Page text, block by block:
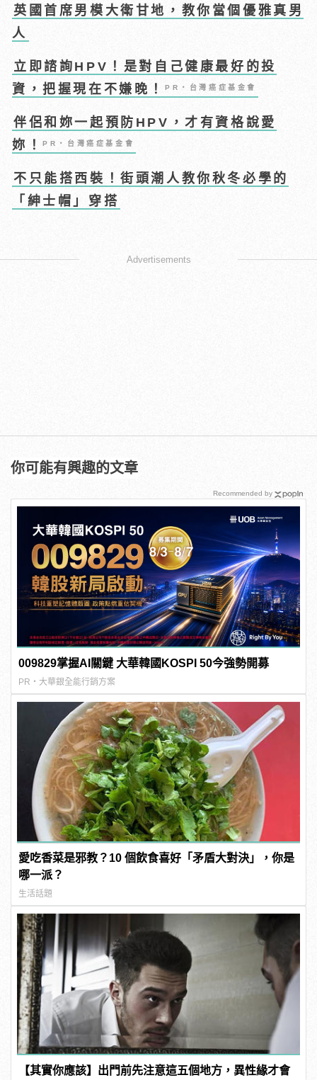
英國首席男模大衛甘地，教你當個優雅真男
人
立即諮詢HPV！是對自己健康最好的投
資，把握現在不嫌晚！PR・台灣癌症基金會
伴侶和妳一起預防HPV，才有資格說愛
妳！PR・台灣癌症基金會
不只能搭西裝！街頭潮人教你秋冬必學的
「紳士帽」穿搭
Advertisements
你可能有興趣的文章
009829掌握AI關鍵 大華韓國KOSPI 50今強勢開募
PR・大華銀全能行銷方案
愛吃香菜是邪教？10 個飲食喜好「矛盾大對決」，你是
哪一派？
生活話題
【其實你應該】出門前先注意這五個地方，異性緣才會
Recommended by